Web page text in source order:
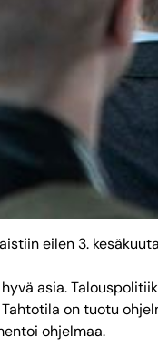
eilen 3.
asia.
on tuotu
ohjelmaa.